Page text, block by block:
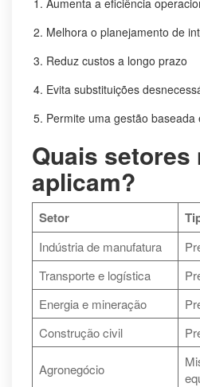
Melhora o planejamento de
Reduz custos a longo prazo
Evita substituições
Permite uma gestão baseada
Quais setores
aplicam?
Setor
Indústria de manufatura
Transporte e logística
Energia e mineração
Construção civil
Agronegócio